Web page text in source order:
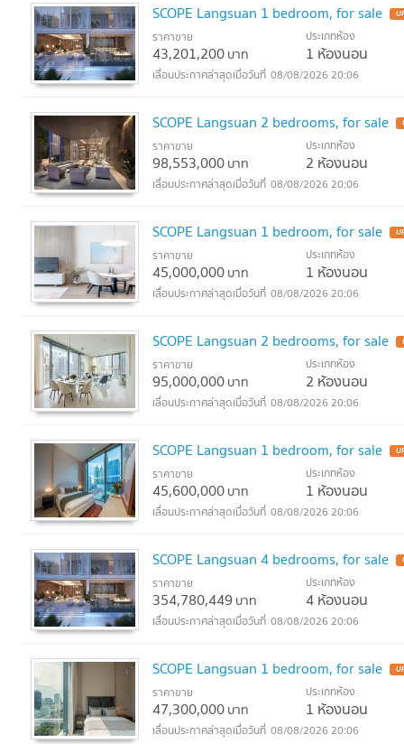
SCOPE Langsuan 1 bedroom, for sale
ราคาขาย
43,201,200บาท
ประเภทห้อง
1 ห้องนอน
08/08/2026 20:06
SCOPE Langsuan 2 bedrooms, for sale
ราคาขาย
98,553,000บาท
ประเภทห้อง
2 ห้องนอน
08/08/2026 20:06
SCOPE Langsuan 1 bedroom, for sale
ราคาขาย
45,000,000บาท
ประเภทห้อง
1 ห้องนอน
08/08/2026 20:06
SCOPE Langsuan 2 bedrooms, for sale
ราคาขาย
95,000,000บาท
ประเภทห้อง
2 ห้องนอน
08/08/2026 20:06
SCOPE Langsuan 1 bedroom, for sale
ราคาขาย
45,600,000บาท
ประเภทห้อง
1 ห้องนอน
08/08/2026 20:06
SCOPE Langsuan 4 bedrooms, for sale
ราคาขาย
354,780,449บาท
ประเภทห้อง
4 ห้องนอน
08/08/2026 20:06
SCOPE Langsuan 1 bedroom, for sale
ราคาขาย
47,300,000บาท
ประเภทห้อง
1 ห้องนอน
08/08/2026 20:06